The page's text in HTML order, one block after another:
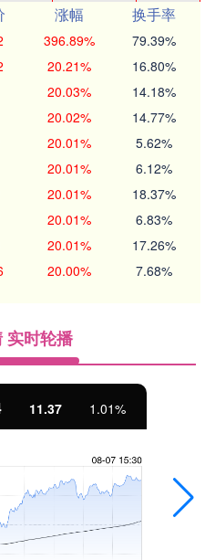
涨幅
换手率
396.89% 79.39%
20.21% 16.80%
20.03% 14.18%
20.02% 14.77%
20.01% 5.62%
20.01% 6.12%
20.01% 18.37%
20.01% 6.83%
20.01% 17.26%
20.00% 7.68%
实时轮播
11.37 1.01%